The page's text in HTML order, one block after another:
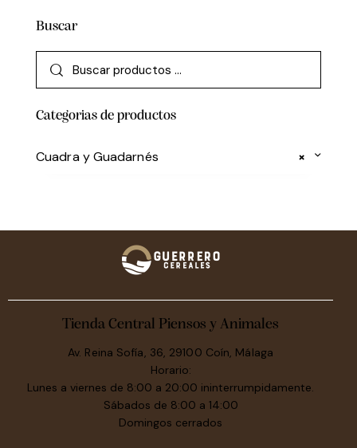
Buscar
Categorias de productos
×
Cuadra y Guadarnés
Tienda Central Piensos y Animales
Av. Reina Sofía, 36, 29100 Coín, Málaga
Horario:
Lunes a viernes de 8:00 a 20:00 ininterrumpidamente.
Sábados de 8:00 a 14:00
Domingos cerrados